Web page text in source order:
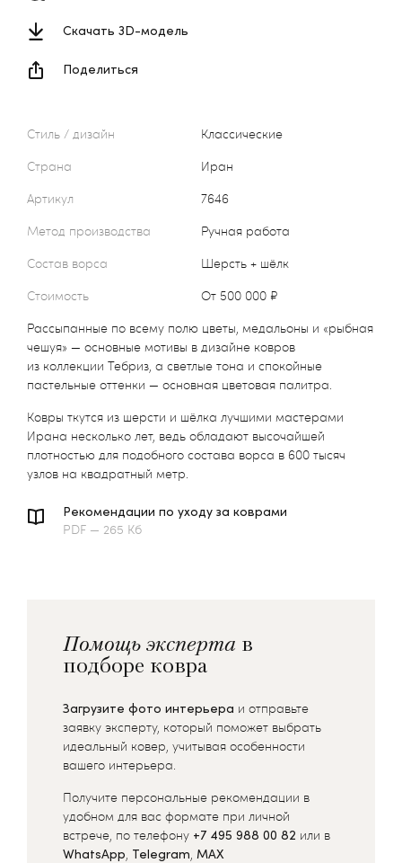
Стиль / дизайн
Классические
Страна
Иран
Артикул
7646
Метод производства
Ручная работа
Состав ворса
Шерсть + шёлк
Стоимость
от 500 000 ₽
Рассыпанные по всему полю цветы, медальоны и «рыбная
чешуя» — основные мотивы в дизайне ковров
из коллекции Тебриз, а светлые тона и спокойные
пастельные оттенки — основная цветовая палитра.
Ковры ткутся из шерсти и шёлка лучшими мастерами
Ирана несколько лет, ведь обладают высочайшей
плотностью для подобного состава ворса в 600 тысяч
узлов на квадратный метр.
Рекомендации по уходу за коврами
PDF — 265 Кб
Скачать 3D-модель
Поделиться
Помощь эксперта в
подборе ковра
Загрузите фото интерьера и отправьте
заявку эксперту, который поможет выбрать
идеальный ковер, учитывая особенности
вашего интерьера.
Получите персональные рекомендации в
удобном для вас формате при личной
встрече, по телефону +7 495 988 00 82 или в
WhatsApp, Telegram, MAX